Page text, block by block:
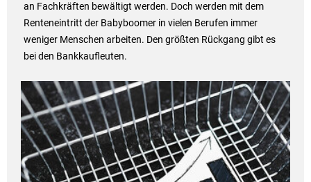
an Fachkräften bewältigt werden. Doch werden mit dem
Renteneintritt der Babyboomer in vielen Berufen immer
weniger Menschen arbeiten. Den größten Rückgang gibt es
bei den Bankkaufleuten.